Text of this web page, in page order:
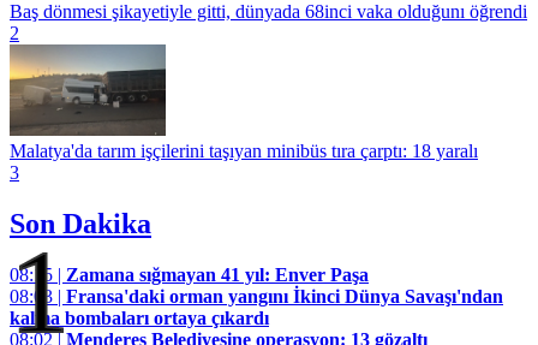
Baş dönmesi şikayetiyle gitti, dünyada 68inci vaka olduğunı öğrendi
2
Malatya'da tarım işçilerini taşıyan minibüs tıra çarptı: 18 yaralı
3
Son Dakika
08:15 | Zamana sığmayan 41 yıl: Enver Paşa
08:03 | Fransa'daki orman yangını İkinci Dünya Savaşı'ndan
kalma bombaları ortaya çıkardı
08:02 |Menderes Belediyesine operasyon: 13 gözaltı
1